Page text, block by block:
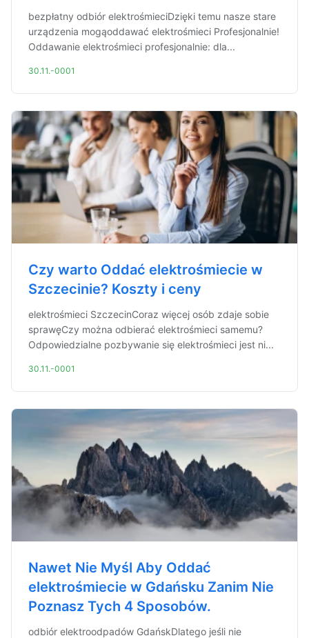
bezpłatny odbiór elektrośmieciDzięki temu nasze stare
urządzenia mogąoddawać elektrośmieci Profesjonalnie!
Oddawanie elektrośmieci profesjonalnie: dla...
30.11.-0001
Czy warto Oddać elektrośmiecie w
Szczecinie? Koszty i ceny
elektrośmieci SzczecinCoraz więcej osób zdaje sobie
sprawęCzy można odbierać elektrośmieci samemu?
Odpowiedzialne pozbywanie się elektrośmieci jest ni...
30.11.-0001
Nawet Nie Myśl Aby Oddać
elektrośmiecie w Gdańsku Zanim Nie
Poznasz Tych 4 Sposobów.
odbiór elektroodpadów GdańskDlatego jeśli nie